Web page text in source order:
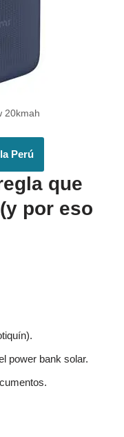
20kmah
Perú
que
por eso
power bank solar.